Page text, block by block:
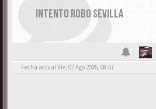
INTENTO ROBO SEVILLA
Fecha actual Vie, 07 Ago 2026, 08:57